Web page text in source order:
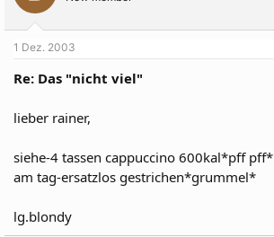
1 Dez. 2003
Re: Das "nicht viel"
lieber rainer,
siehe-4 tassen cappuccino 600kal*pff pff*
am tag-ersatzlos gestrichen*grummel*
lg.blondy